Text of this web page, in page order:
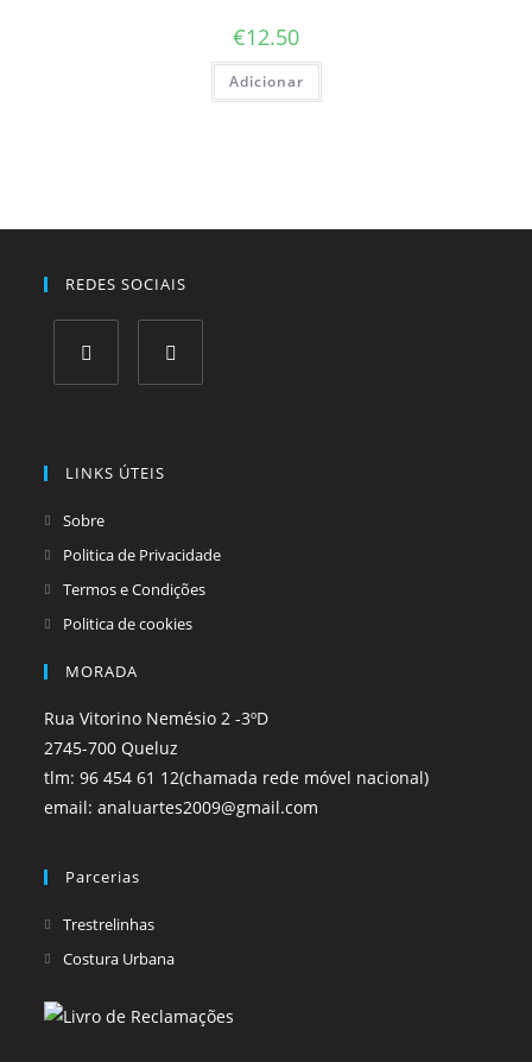
€12.50
Adicionar
REDES SOCIAIS
tab
LINKS ÚTEIS
Sobre
Politica de Privacidade
Termos e Condições
Politica de cookies
MORADA
Rua Vitorino Nemésio 2 -3ºD
2745-700 Queluz
tlm: 96 454 61 12(chamada rede móvel nacional)
email: analuartes2009@gmail.com
Parcerias
TrestrelinhasOpens
in
new
Costura UrbanaOpens
a